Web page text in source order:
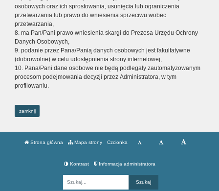
osobowych oraz ich sprostowania, usunięcia lub ograniczenia
przetwarzania lub prawo do wniesienia sprzeciwu wobec
przetwarzania,
8. ma Pan/Pani prawo wniesienia skargi do Prezesa Urzędu Ochrony
Danych Osobowych,
9. podanie przez Pana/Panią danych osobowych jest fakultatywne
(dobrowolne) w celu udostępnienia strony internetowej,
10. Pana/Pani dane osobowe nie będą podlegały zautomatyzowanym
procesom podejmowania decyzji przez Administratora, w tym
profilowaniu.
zamknij
Strona główna Mapa strony Czcionka
Kontrast Informacja administratora